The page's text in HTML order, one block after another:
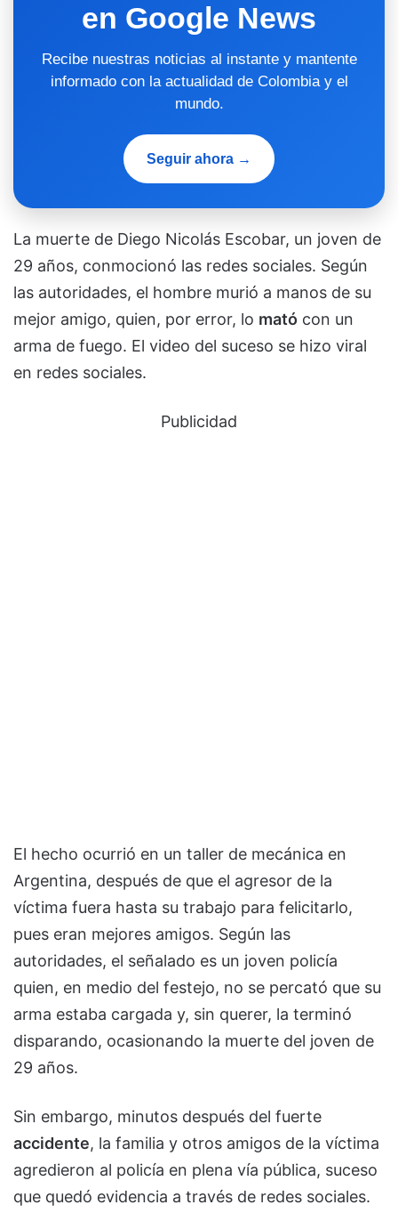
en Google News
Recibe nuestras noticias al instante y mantente
informado con la actualidad de Colombia y el
mundo.
Seguir ahora →
La muerte de Diego Nicolás Escobar, un joven de
29 años, conmocionó las redes sociales. Según
las autoridades, el hombre murió a manos de su
mejor amigo, quien, por error, lo mató con un
arma de fuego. El video del suceso se hizo viral
en redes sociales.
Publicidad
El hecho ocurrió en un taller de mecánica en
Argentina, después de que el agresor de la
víctima fuera hasta su trabajo para felicitarlo,
pues eran mejores amigos. Según las
autoridades, el señalado es un joven policía
quien, en medio del festejo, no se percató que su
arma estaba cargada y, sin querer, la terminó
disparando, ocasionando la muerte del joven de
29 años.
Sin embargo, minutos después del fuerte
accidente, la familia y otros amigos de la víctima
agredieron al policía en plena vía pública, suceso
que quedó evidencia a través de redes sociales.